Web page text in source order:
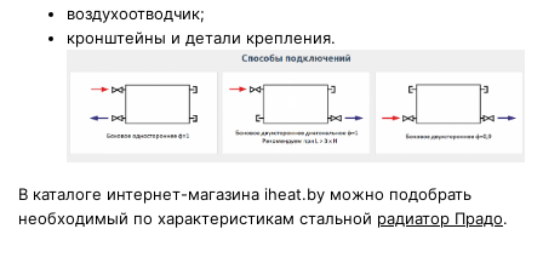
воздухоотводчик;
кронштейны и детали крепления.
В каталоге интернет-магазина iheat.by можно подобрать
необходимый по характеристикам стальной радиатор Прадо.